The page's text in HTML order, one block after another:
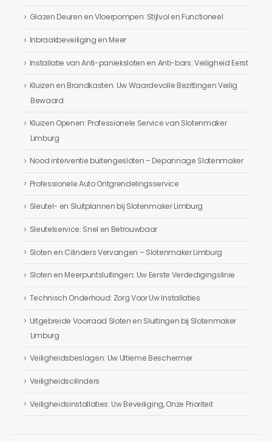
Glazen Deuren en Vloerpompen: Stijlvol en Functioneel
Inbraakbeveiliging en Meer
Installatie van Anti-panieksloten en Anti-bars: Veiligheid Eerst
Kluizen en Brandkasten: Uw Waardevolle Bezittingen Veilig
Bewaard
Kluizen Openen: Professionele Service van Slotenmaker
Limburg
Nood interventie buitengesloten – Depannage Slotenmaker
Professionele Auto Ontgrendelingsservice
Sleutel- en Sluitplannen bij Slotenmaker Limburg
Sleutelservice: Snel en Betrouwbaar
Sloten en Cilinders Vervangen – Slotenmaker Limburg
Sloten en Meerpuntsluitingen: Uw Eerste Verdedigingslinie
Technisch Onderhoud: Zorg Voor Uw Installaties
Uitgebreide Voorraad Sloten en Sluitingen bij Slotenmaker
Limburg
Veiligheidsbeslagen: Uw Ultieme Beschermer
Veiligheidscilinders
Veiligheidsinstallaties: Uw Beveiliging, Onze Prioriteit